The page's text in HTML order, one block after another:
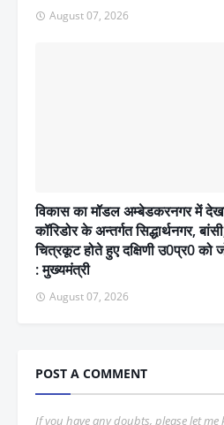
August 07, 2026
विकास का मॉडल अम्बेडकरनगर में
कॉरिडोर के अन्तर्गत सिद्धार्थनगर,
चित्रकूट होते हुए दक्षिणी उ0प्र0 को
: मुख्यमंत्री
August 07, 2026
POST A COMMENT
If you have any doubts, please let me